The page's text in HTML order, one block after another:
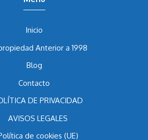
Inicio
Anterior a 1998
Blog
Contacto
DE PRIVACIDAD
AVISOS LEGALES